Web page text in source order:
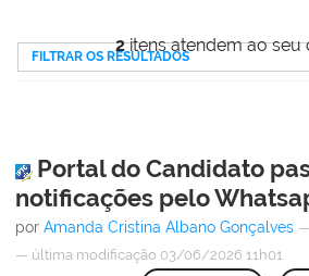
2itens atendem ao seu
FILTRAR OS RESULTADOS
Portal do Candidato
notificações pelo
por Amanda Cristina Albano Gonçalves —
— última modificação 03/06/2026 11h01